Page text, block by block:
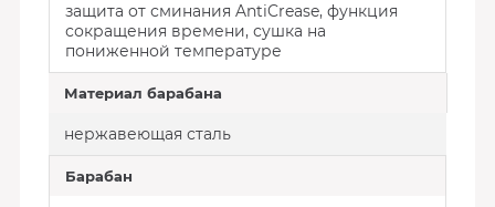
защита от сминания AntiCrease, функция
сокращения времени, сушка на
пониженной температуре
Материал барабана
нержавеющая сталь
Барабан